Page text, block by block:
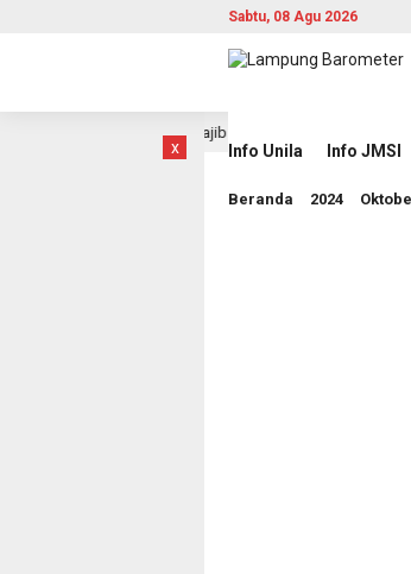
Sabtu, 08 Agu 2026
Info Unila Info JMSI
x
2026: Indonesia Wajib Menang dalam Laga Hidup Mati
Beranda 2024